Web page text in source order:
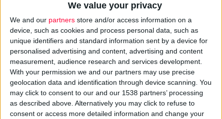
We value your privacy
We and our partners store and/or access information on a
device, such as cookies and process personal data, such as
unique identifiers and standard information sent by a device for
personalised advertising and content, advertising and content
measurement, audience research and services development.
With your permission we and our partners may use precise
geolocation data and identification through device scanning. You
may click to consent to our and our 1538 partners’ processing
as described above. Alternatively you may click to refuse to
consent or access more detailed information and change your